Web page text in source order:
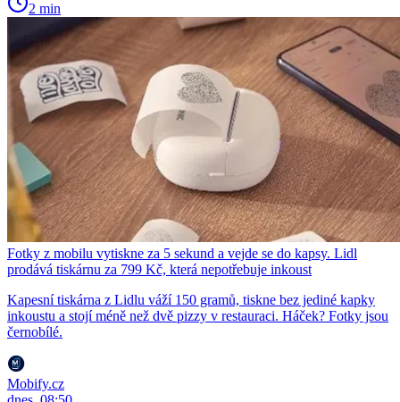
2 min
Fotky z mobilu vytiskne za 5 sekund a vejde se do kapsy. Lidl
prodává tiskárnu za 799 Kč, která nepotřebuje inkoust
Kapesní tiskárna z Lidlu váží 150 gramů, tiskne bez jediné kapky
inkoustu a stojí méně než dvě pizzy v restauraci. Háček? Fotky jsou
černobílé.
Mobify.cz